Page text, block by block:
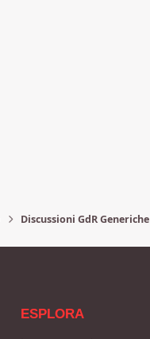
Discussioni GdR Generiche
ESPLORA